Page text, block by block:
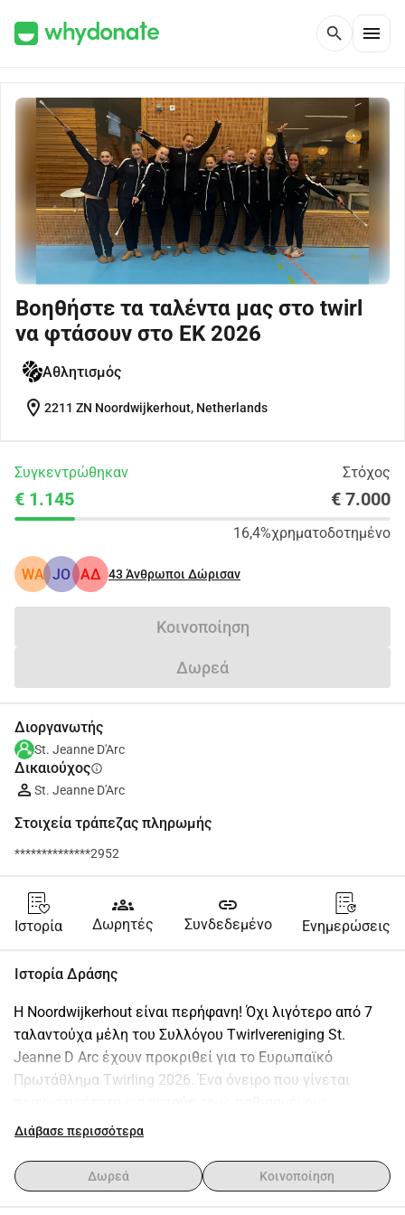
search menu
Βοηθήστε τα ταλέντα μας στο twirl
να φτάσουν στο EK 2026
Αθλητισμός
location_on 2211 ZN Noordwijkerhout, Netherlands
Συγκεντρώθηκαν Στόχος
€ 1.145 € 7.000
16,4%χρηματοδοτημένο
WA JO ΑΔ 43Άνθρωποι Δώρισαν
Κοινοποίηση
Δωρεά
Διοργανωτής
St. Jeanne D'Arc
Δικαιούχοςinfo
St. Jeanne D'Arc
Στοιχεία τράπεζας πληρωμής
**************2952
Ιστορία
groups
Δωρητές
link
Συνδεδεμένο Ενημερώσεις
Ιστορία Δράσης
Η Noordwijkerhout είναι περήφανη! Όχι λιγότερο από 7
ταλαντούχα μέλη του Συλλόγου Twirlvereniging St.
Jeanne D Arc έχουν προκριθεί για το Ευρωπαϊκό
Πρωτάθλημα Twirling 2026. Ένα όνειρο που γίνεται
αθλητές.
​Ο στόχος: Να λάμψουν στην υψηλότερη σκηνή.
​Από 1 έως 5 Απριλίου 2026 θα διεξαχθεί το EK στο
Διάβασε περισσότερα
Δωρεά Κοινοποίηση